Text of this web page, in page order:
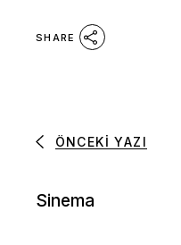
SHARE
ÖNCEKI YAZI
Sinema